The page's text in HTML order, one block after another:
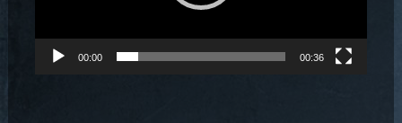
00:00 00:36